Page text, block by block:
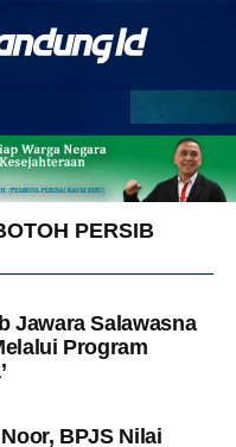
PERSIB
Jawara Salawasna
Program
BPJS Nilai